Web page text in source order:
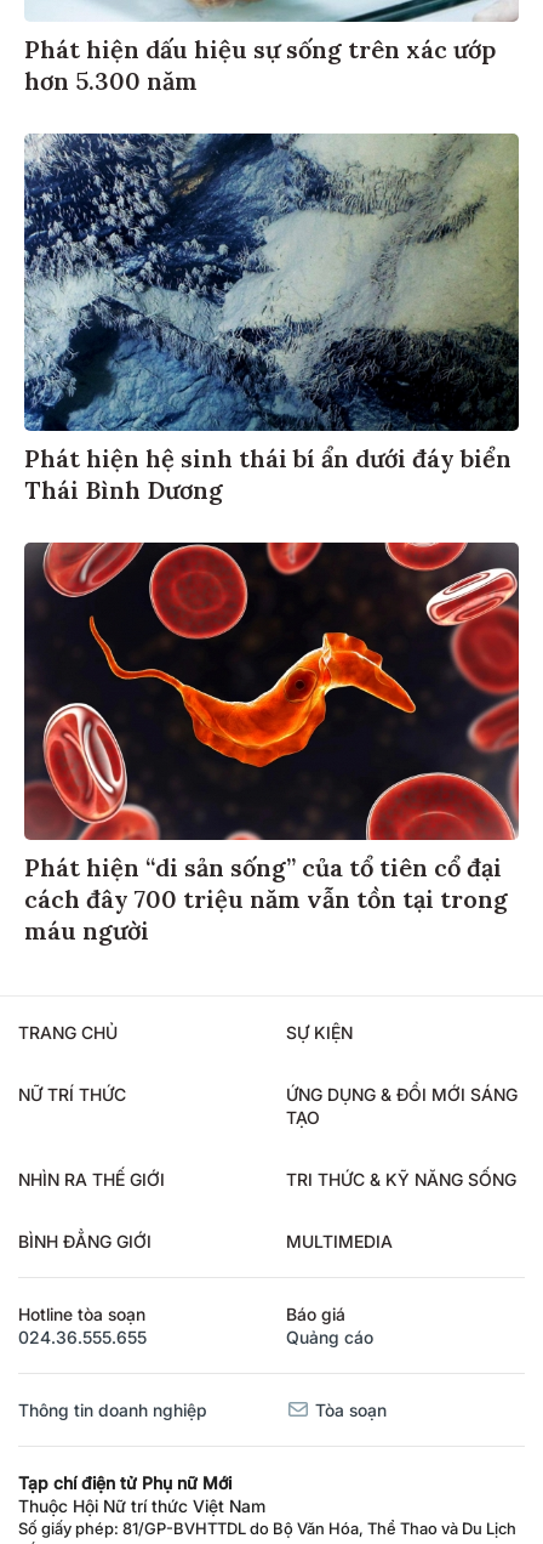
Phát hiện dấu hiệu sự sống trên xác ướp
hơn 5.300 năm
Phát hiện hệ sinh thái bí ẩn dưới đáy biển
Thái Bình Dương
Phát hiện “di sản sống” của tổ tiên cổ đại
cách đây 700 triệu năm vẫn tồn tại trong
máu người
TRANG CHỦ SỰ KIỆN
NỮ TRÍ THỨC
ỨNG DỤNG & ĐỔI MỚI SÁNG
TẠO
NHÌN RA THẾ GIỚI TRI THỨC & KỸ NĂNG SỐNG
BÌNH ĐẲNG GIỚI MULTIMEDIA
Hotline tòa soạn
024.36.555.655
Báo giá
Quảng cáo
Thông tin doanh nghiệp Tòa soạn
Tạp chí điện tử Phụ nữ Mới
Thuộc Hội Nữ trí thức Việt Nam
Số giấy phép: 81/GP-BVHTTDL do Bộ Văn Hóa, Thể Thao và Du Lịch